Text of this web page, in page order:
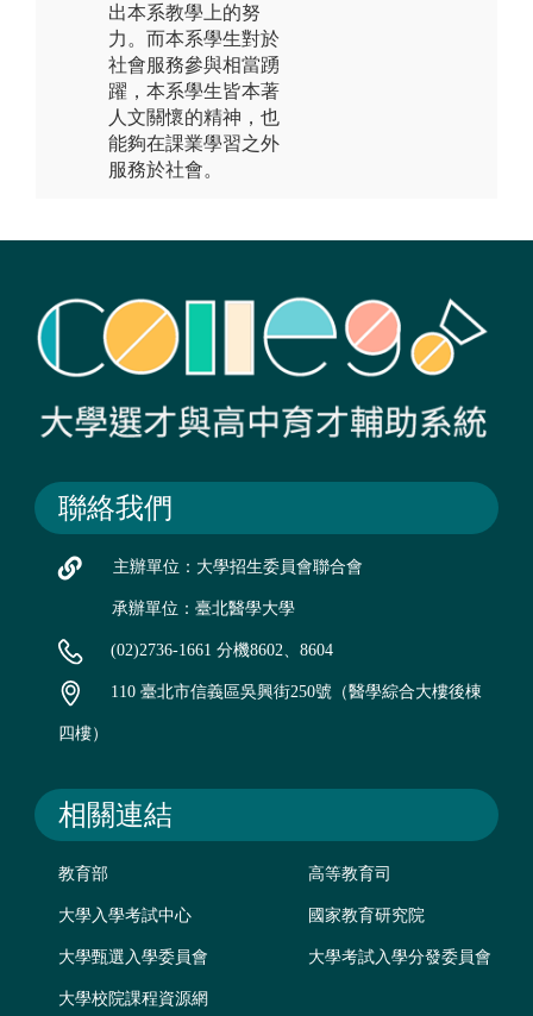
出本系教學上的努
力。而本系學生對於
社會服務參與相當踴
躍，本系學生皆本著
人文關懷的精神，也
能夠在課業學習之外
服務於社會。
聯絡我們
主辦單位：大學招生委員會聯合會
承辦單位：臺北醫學大學
(02)2736-1661 分機8602、8604
110 臺北市信義區吳興街250號（醫學綜合大樓後棟
四樓）
相關連結
教育部 高等教育司
大學入學考試中心 國家教育研究院
大學甄選入學委員會 大學考試入學分發委員會
大學校院課程資源網